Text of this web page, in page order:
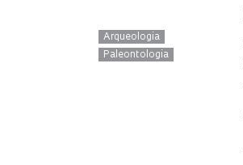
Arqueologia
Paleontologia